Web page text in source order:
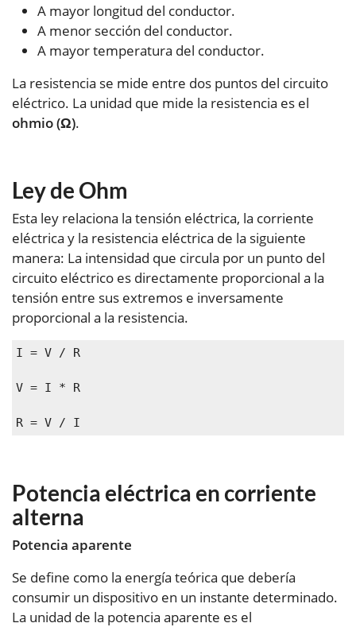
A mayor longitud del conductor.
A menor sección del conductor.
A mayor temperatura del conductor.
La resistencia se mide entre dos puntos del circuito
eléctrico. La unidad que mide la resistencia es el
ohmio (Ω).
Ley de Ohm
Esta ley relaciona la tensión eléctrica, la corriente
eléctrica y la resistencia eléctrica de la siguiente
manera: La intensidad que circula por un punto del
circuito eléctrico es directamente proporcional a la
tensión entre sus extremos e inversamente
proporcional a la resistencia.
I = V / R
V = I * R
R = V / I
Potencia eléctrica en corriente
alterna
Potencia aparente
Se define como la energía teórica que debería
consumir un dispositivo en un instante determinado.
La unidad de la potencia aparente es el